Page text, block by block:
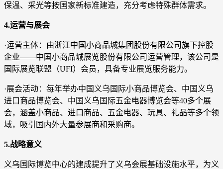
保温、采光等按国家新标准建造，充分考虑特殊群体需求。
4.运营与展会
·运营主体：由浙江中国小商品城集团股份有限公司旗下控股
企业——中国小商品城展览股份有限公司运营管理，该公司是
国际展览联盟（UFI）会员，具备专业展览服务能力。
·展会活动：每年举办中国义乌国际小商品博览会、中国义乌
进口商品博览会、中国义乌国际五金电器博览会等40多个展
会，涵盖小商品、进口商品、五金电器、玩具、礼品等多个领
域，吸引国内外大量参展商和采购商。
5.战略意义
义乌国际博览中心的建成提升了义乌会展基础设施水平，为义